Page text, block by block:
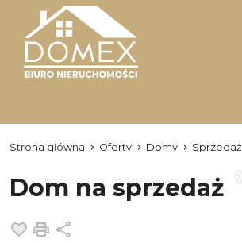
Strona główna Oferty Domy Sprzedaż
Dom na sprzedaż
Dodaj do ulubionych
Drukuj